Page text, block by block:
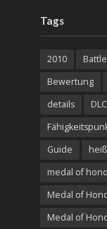
Tags
2010
Bewertung
details
DLC
Guide
medal of
Medal of
Medal of